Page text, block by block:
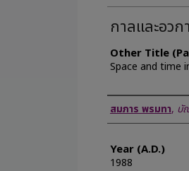
กาลและอว
Other Title
Space and time
Author
สมภาร พรมทา, บั
Year (A.D.)
1988